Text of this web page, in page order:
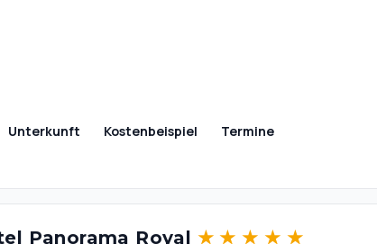
Unterkunft Kostenbeispiel Termine
Panorama Royal ★★★★ ★